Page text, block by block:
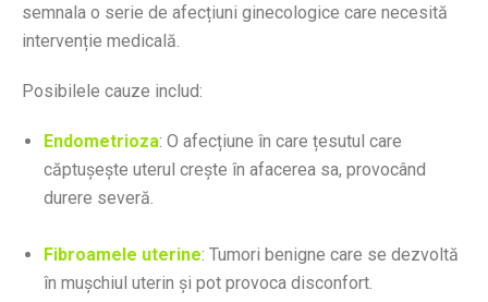
semnala o serie de afecțiuni ginecologice care necesită
intervenție medicală.
Posibilele cauze includ:
Endometrioza: O afecțiune în care țesutul care
căptușește uterul crește în afacerea sa, provocând
durere severă.
Fibroamele uterine: Tumori benigne care se dezvoltă
în mușchiul uterin și pot provoca disconfort.